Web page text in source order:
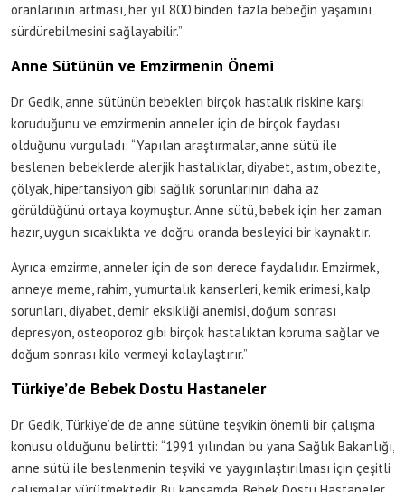
oranlarının artması, her yıl 800 binden fazla bebeğin yaşamını
sürdürebilmesini sağlayabilir.”
Anne Sütünün ve Emzirmenin Önemi
Dr. Gedik, anne sütünün bebekleri birçok hastalık riskine karşı
koruduğunu ve emzirmenin anneler için de birçok faydası
olduğunu vurguladı: “Yapılan araştırmalar, anne sütü ile
beslenen bebeklerde alerjik hastalıklar, diyabet, astım, obezite,
çölyak, hipertansiyon gibi sağlık sorunlarının daha az
görüldüğünü ortaya koymuştur. Anne sütü, bebek için her zaman
hazır, uygun sıcaklıkta ve doğru oranda besleyici bir kaynaktır.
Ayrıca emzirme, anneler için de son derece faydalıdır. Emzirmek,
anneye meme, rahim, yumurtalık kanserleri, kemik erimesi, kalp
sorunları, diyabet, demir eksikliği anemisi, doğum sonrası
depresyon, osteoporoz gibi birçok hastalıktan koruma sağlar ve
doğum sonrası kilo vermeyi kolaylaştırır.”
Türkiye’de Bebek Dostu Hastaneler
Dr. Gedik, Türkiye’de de anne sütüne teşvikin önemli bir çalışma
konusu olduğunu belirtti: “1991 yılından bu yana Sağlık Bakanlığı,
anne sütü ile beslenmenin teşviki ve yaygınlaştırılması için çeşitli